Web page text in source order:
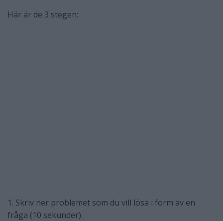
Här är de 3 stegen:
1. Skriv ner problemet som du vill lösa i form av en
fråga (10 sekunder).